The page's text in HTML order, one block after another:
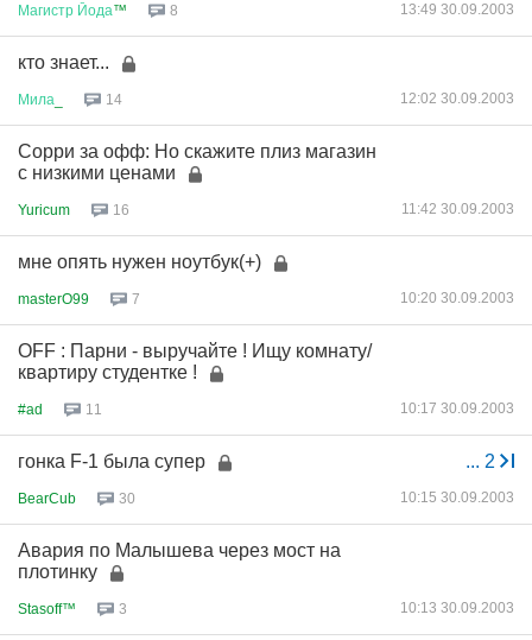
Магистр Йода™ 8 13:49 30.09.2003
кто знает...
Мила 14 12:02 30.09.2003
Сорри за офф: Но скажите плиз магазин
с низкими ценами
Yuricum 16 11:42 30.09.2003
мне опять нужен ноутбук(+)
masterO99 7 10:20 30.09.2003
OFF : Парни - выручайте ! Ищу комнату/
квартиру студентке !
#ad 11 10:17 30.09.2003
... 2
гонка F-1 была супер
BearCub 30 10:15 30.09.2003
Авария по Малышева через мост на
плотинку
Stasoff™ 3 10:13 30.09.2003